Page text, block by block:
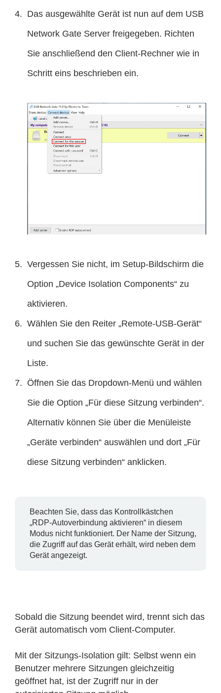
Das ausgewählte Gerät ist nun auf dem USB
Network Gate Server freigegeben. Richten
Sie anschließend den Client-Rechner wie in
Schritt eins beschrieben ein.
Vergessen Sie nicht, im Setup-Bildschirm die
Option „Device Isolation Components“ zu
aktivieren.
Wählen Sie den Reiter „Remote-USB-Gerät“
und suchen Sie das gewünschte Gerät in der
Liste.
Öffnen Sie das Dropdown-Menü und wählen
Sie die Option „Für diese Sitzung verbinden“.
Alternativ können Sie über die Menüleiste
„Geräte verbinden“ auswählen und dort „Für
diese Sitzung verbinden“ anklicken.
Beachten Sie, dass das Kontrollkästchen
„RDP-Autoverbindung aktivieren“ in diesem
Modus nicht funktioniert. Der Name der Sitzung,
die Zugriff auf das Gerät erhält, wird neben dem
Gerät angezeigt.
Sobald die Sitzung beendet wird, trennt sich das
Gerät automatisch vom Client-Computer.
Mit der Sitzungs-Isolation gilt: Selbst wenn ein
Benutzer mehrere Sitzungen gleichzeitig
geöffnet hat, ist der Zugriff nur in der